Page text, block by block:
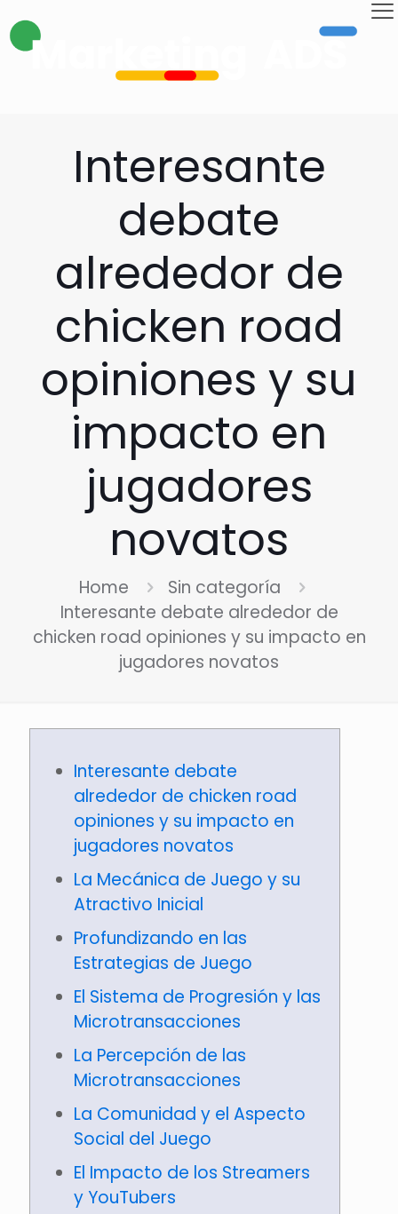
Interesante
debate
alrededor de
chicken road
opiniones y su
impacto en
jugadores
novatos
Home
Sin categoría
Interesante debate alrededor de
chicken road opiniones y su impacto en
jugadores novatos
Interesante debate
alrededor de chicken road
opiniones y su impacto en
jugadores novatos
La Mecánica de Juego y su
Atractivo Inicial
Profundizando en las
Estrategias de Juego
El Sistema de Progresión y las
Microtransacciones
La Percepción de las
Microtransacciones
La Comunidad y el Aspecto
Social del Juego
El Impacto de los Streamers
y YouTubers